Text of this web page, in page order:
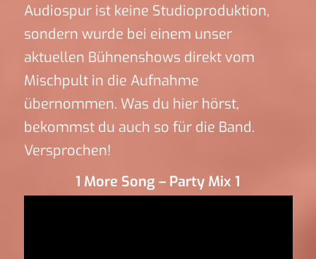
Audiospur ist keine Studioproduktion,
sondern wurde bei einem unser
aktuellen Bühnenshows direkt vom
Mischpult in die Aufnahme
übernommen. Was du hier hörst,
bekommst du auch so für die Band.
Versprochen!
1 More Song – Party Mix 1